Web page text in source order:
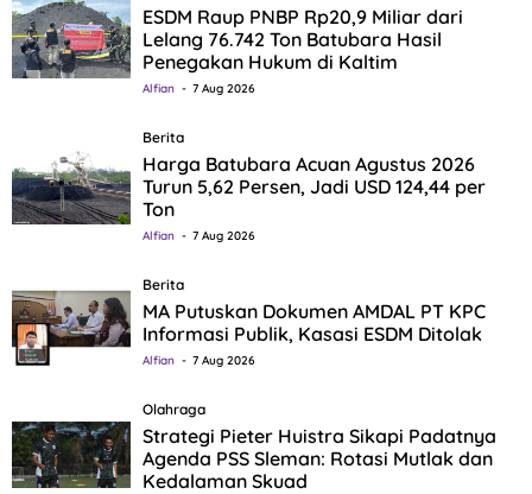
ESDM Raup PNBP Rp20,9 Miliar dari
Lelang 76.742 Ton Batubara Hasil
Penegakan Hukum di Kaltim
Alfian 7 Aug 2026
Berita
Harga Batubara Acuan Agustus 2026
Turun 5,62 Persen, Jadi USD 124,44 per
Ton
Alfian 7 Aug 2026
Berita
MA Putuskan Dokumen AMDAL PT KPC
Informasi Publik, Kasasi ESDM Ditolak
Alfian 7 Aug 2026
Olahraga
Strategi Pieter Huistra Sikapi Padatnya
Agenda PSS Sleman: Rotasi Mutlak dan
Kedalaman Skuad